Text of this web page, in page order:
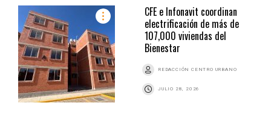
CFE e Infonavit coordinan
electrificación de más de
107,000 viviendas del
Bienestar
REDACCIÓN CENTRO URBANO
JULIO 28, 2026